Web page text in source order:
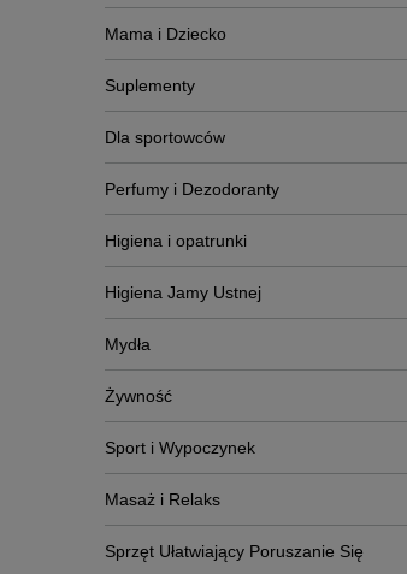
Mama i Dziecko
Suplementy
Dla sportowców
Perfumy i Dezodoranty
Higiena i opatrunki
Higiena Jamy Ustnej
Mydła
Żywność
Sport i Wypoczynek
Masaż i Relaks
Sprzęt Ułatwiający Poruszanie Się